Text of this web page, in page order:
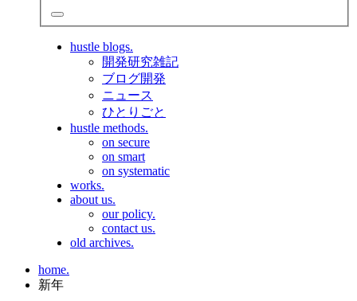
hustle blogs.
開発研究雑記
ブログ開発
ニュース
ひとりごと
hustle methods.
on secure
on smart
on systematic
works.
about us.
our policy.
contact us.
old archives.
home.
新年